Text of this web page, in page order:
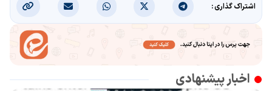
اشتراک گذاری :
اخبار پیشنهادی